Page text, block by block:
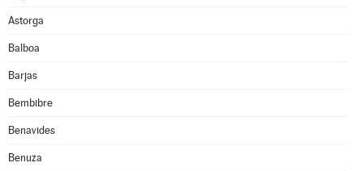
Astorga
Balboa
Barjas
Bembibre
Benavides
Benuza